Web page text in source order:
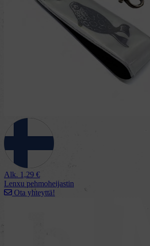
Alk. 1,29 €
Lenxu pehmoheijastin
Ota yhteyttä!